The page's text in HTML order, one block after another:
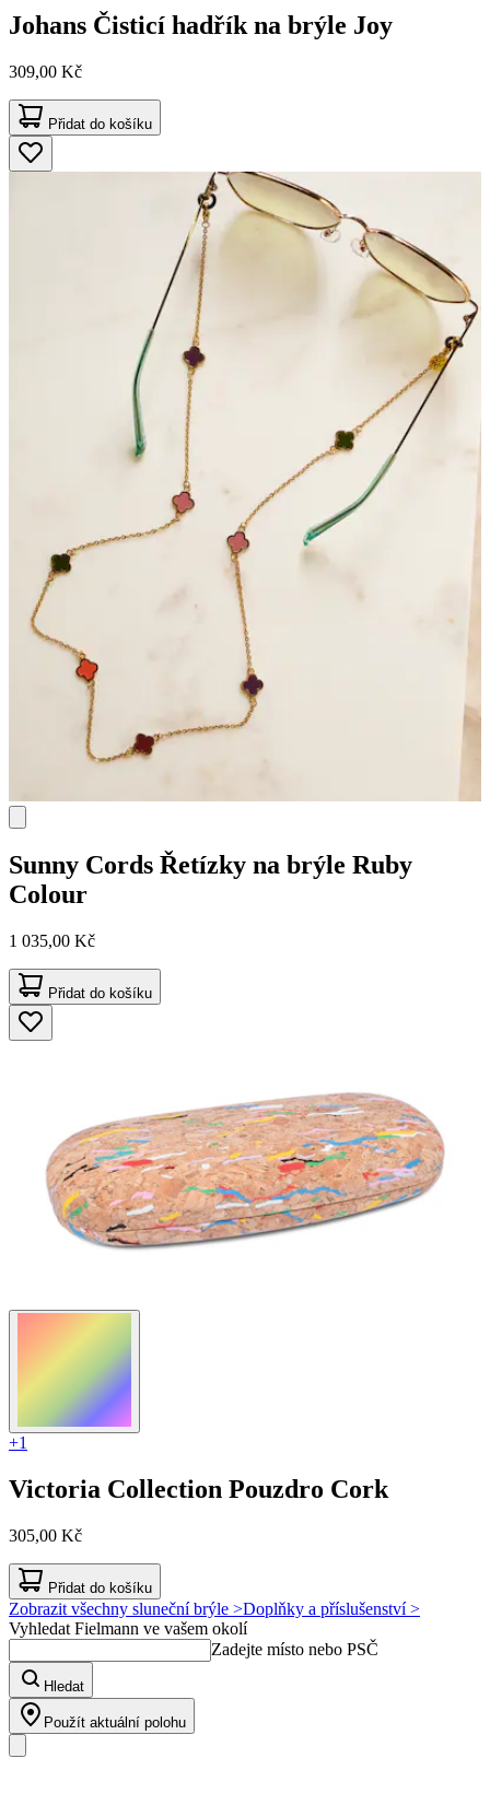
Johans Čisticí hadřík na brýle Joy
309,00 Kč
Přidat do košíku
Sunny Cords Řetízky na brýle Ruby
Colour
1 035,00 Kč
Přidat do košíku
+1
Victoria Collection Pouzdro Cork
305,00 Kč
Přidat do košíku
Zobrazit všechny sluneční brýle >Doplňky a příslušenství >
Vyhledat Fielmann ve vašem okolí
Zadejte místo nebo PSČ
Hledat
Použít aktuální polohu